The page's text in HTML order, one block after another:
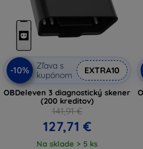
-10%
Zľava s
kupónom
EXTRA10
OBDeleven 3 diagnostický skener
(200 kreditov)
141,91 €
127,71 €
Na sklade > 5 ks